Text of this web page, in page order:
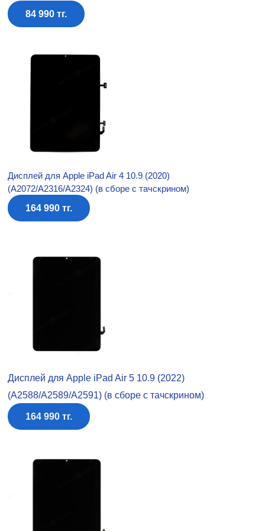
84 990 тг.
Дисплей для Apple iPad Air 4 10.9 (2020)
(A2072/A2316/A2324) (в сборе с тачскрином)
164 990 тг.
Дисплей для Apple iPad Air 5 10.9 (2022)
(A2588/A2589/A2591) (в сборе с тачскрином)
164 990 тг.